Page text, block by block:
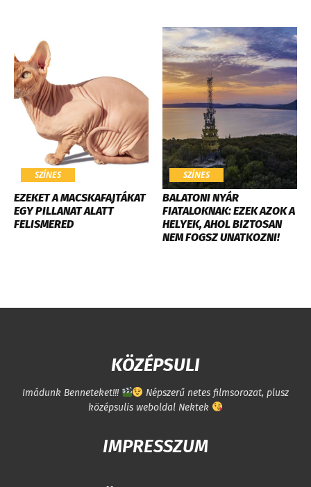
SZÍNES
EZEKET A MACSKAFAJTÁKAT
EGY PILLANAT ALATT
FELISMERED
SZÍNES
BALATONI NYÁR
FIATALOKNAK: EZEK AZOK A
HELYEK, AHOL BIZTOSAN
NEM FOGSZ UNATKOZNI!
KÖZÉPSULI
Imádunk Benneteket!!!
Népszerű netes filmsorozat, plusz
középsulis weboldal Nektek
IMPRESSZUM